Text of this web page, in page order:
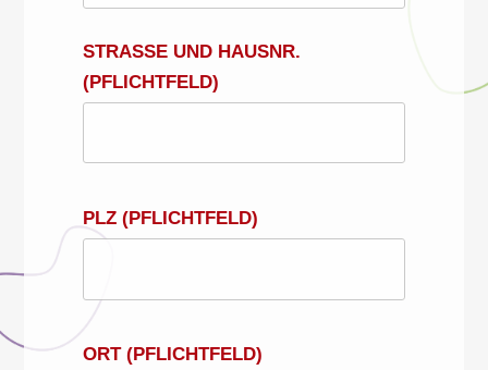
STRASSE UND HAUSNR.
(PFLICHTFELD)
PLZ (PFLICHTFELD)
ORT (PFLICHTFELD)